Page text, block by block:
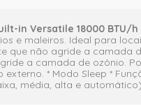
in Versatile 18000 BTU/h
e maleiros. Ideal para
que não agride a camada
a camada de ozônio.
* Modo Sleep *
média, alta e automático)